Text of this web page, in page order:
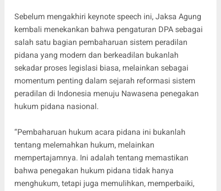
Sebelum mengakhiri keynote speech ini, Jaksa Agung
kembali menekankan bahwa pengaturan DPA sebagai
salah satu bagian pembaharuan sistem peradilan
pidana yang modern dan berkeadilan bukanlah
sekadar proses legislasi biasa, melainkan sebagai
momentum penting dalam sejarah reformasi sistem
peradilan di Indonesia menuju Nawasena penegakan
hukum pidana nasional.
“Pembaharuan hukum acara pidana ini bukanlah
tentang melemahkan hukum, melainkan
mempertajamnya. Ini adalah tentang memastikan
bahwa penegakan hukum pidana tidak hanya
menghukum, tetapi juga memulihkan, memperbaiki,